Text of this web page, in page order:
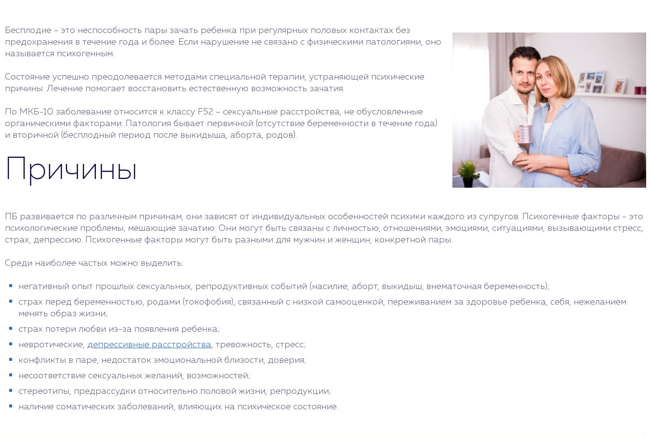
Бесплодие – это неспособность пары зачать ребенка при регулярных половых контактах без
предохранения в течение года и более. Если нарушение не связано с физическими патологиями, оно
называется психогенным.
Состояние успешно преодолевается методами специальной терапии, устраняющей психические
причины. Лечение помогает восстановить естественную возможность зачатия.
По МКБ-10 заболевание относится к классу F52 – сексуальные расстройства, не обусловленные
органическими факторами. Патология бывает первичной (отсутствие беременности в течение года)
и вторичной (бесплодный период после выкидыша, аборта, родов).
Причины
ПБ развивается по различным причинам, они зависят от индивидуальных особенностей психики каждого из супругов. Психогенные факторы – это
психологические проблемы, мешающие зачатию. Они могут быть связаны с личностью, отношениями, эмоциями, ситуациями, вызывающими стресс,
страх, депрессию. Психогенные факторы могут быть разными для мужчин и женщин, конкретной пары.
Среди наиболее частых можно выделить:
негативный опыт прошлых сексуальных, репродуктивных событий (насилие, аборт, выкидыш, внематочная беременность);
страх перед беременностью, родами (токофобия), связанный с низкой самооценкой, переживанием за здоровье ребенка, себя, нежеланием
менять образ жизни;
страх потери любви из-за появления ребенка;
невротические, депрессивные расстройства, тревожность, стресс;
конфликты в паре, недостаток эмоциональной близости, доверия;
несоответствие сексуальных желаний, возможностей;
стереотипы, предрассудки относительно половой жизни, репродукции;
наличие соматических заболеваний, влияющих на психическое состояние.